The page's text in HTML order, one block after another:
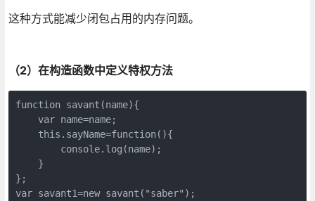
这种方式能减少闭包占用的内存问题。
（2）在构造函数中定义特权方法
function savant(name){
    var name=name;
    this.sayName=function(){
        console.log(name);
    }
};
var savant1=new savant("saber");